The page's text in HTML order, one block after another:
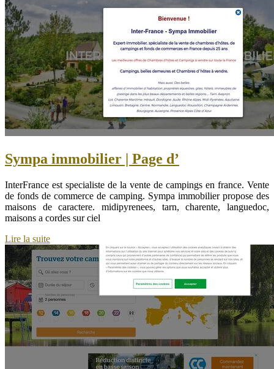
Sympa immobilier | Page d’
InterFrance est specialiste de la vente de campings en france. Vente
de fonds de commerce de camping. Sympa immobilier propose des
maisons de caractere. midipyrenees, tarn, charente, languedoc,
maisons a cordes sur ciel
Lire la suite